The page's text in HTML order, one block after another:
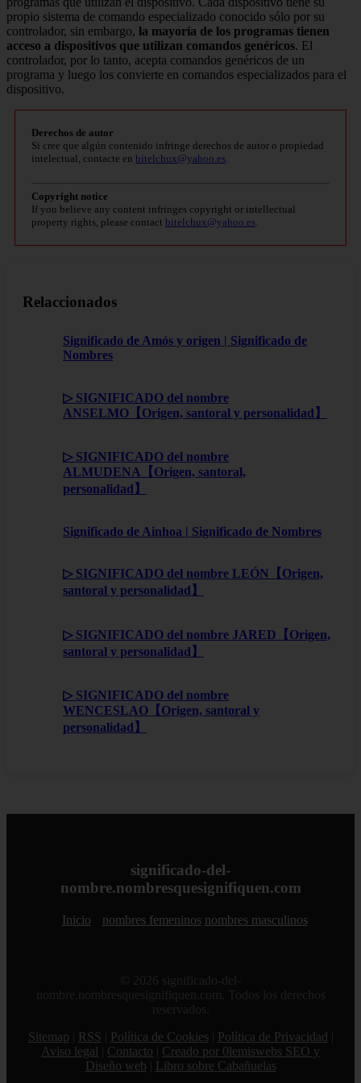
propio sistema de comando especializado conocido sólo por su
controlador, sin embargo, la mayoría de los programas tienen
acceso a dispositivos que utilizan comandos genéricos. El
controlador, por lo tanto, acepta comandos genéricos de un
programa y luego los convierte en comandos especializados para el
dispositivo.
Derechos de autor
Si cree que algún contenido infringe derechos de autor o propiedad
intelectual, contacte en bitelchux@yahoo.es
Copyright notice
If you believe any content infringes copyright or intellectual
property rights, please contact bitelchux@yahoo.es
Relaccionados
Significado de Amós y origen | Significado de
Nombres
▷ SIGNIFICADO del nombre
ANSELMO【Origen, santoral y personalidad】
▷ SIGNIFICADO del nombre
ALMUDENA【Origen, santoral,
personalidad】
Significado de Ainhoa | Significado de Nombres
▷ SIGNIFICADO del nombre LEÓN【Origen,
santoral y personalidad】
▷ SIGNIFICADO del nombre JARED【Origen,
santoral y personalidad】
▷ SIGNIFICADO del nombre
WENCESLAO【Origen, santoral y
personalidad】
significado-del-
nombre.nombresquesignifiquen.com
Inicio nombres femeninos nombres masculinos
© 2026 significado-del-
nombre.nombresquesignifiquen.com. Todos los derechos
reservados.
Sitemap
RSS Política de Cookies Política de Privacidad
Aviso legal
Contacto
Creado por 0lemiswebs SEO y
Diseño web
Libro sobre Cabañuelas